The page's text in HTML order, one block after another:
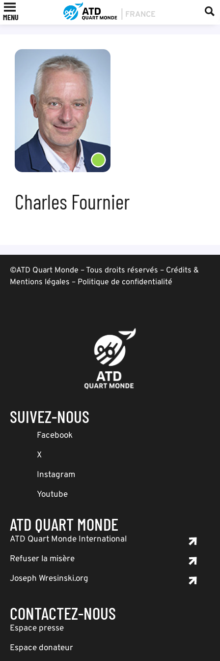
MENU
Charles Fournier
©ATD Quart Monde – Tous droits réservés – Crédits &
Mentions légales – Politique de confidentialité
SUIVEZ-NOUS
Facebook
X
Instagram
Youtube
ATD QUART MONDE
ATD Quart Monde International
Refuser la misère
Joseph Wresinski.org
CONTACTEZ-NOUS
Espace presse
Espace donateur